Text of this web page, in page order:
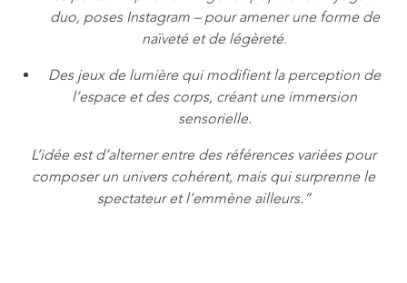
duo, poses Instagram – pour amener une forme de
naïveté et de légèreté.
Des jeux de lumière qui modifient la perception de
l’espace et des corps, créant une immersion
sensorielle.
L’idée est d’alterner entre des références variées pour
composer un univers cohérent, mais qui surprenne le
spectateur et l’emmène ailleurs.”